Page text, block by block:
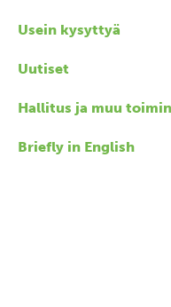
Usein kysyttyä
Uutiset
Hallitus ja muu
Briefly in English